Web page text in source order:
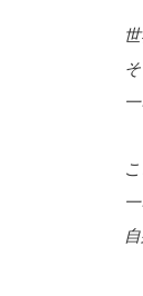
世
そ
一
こ
一
自